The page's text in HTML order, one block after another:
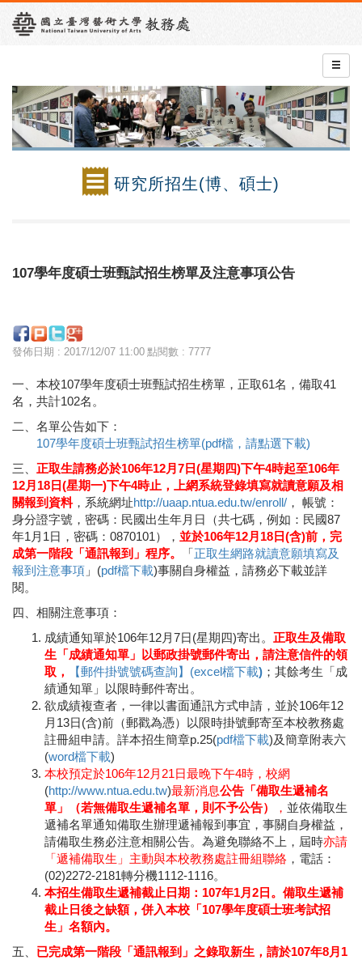
研究所招生(博、碩士)
107學年度碩士班甄試招生榜單及注意事項公告
發佈日期 : 2017/12/07 11:00 點閱數 : 7777
一、本校107學年度碩士班甄試招生榜單，正取61名，備取41
名，共計102名。
二、名單公告如下：
107學年度碩士班甄試招生榜單(pdf檔，請點選下載)
三、 正取生請務必於106年12月7日(星期四)下午4時起至106年
12月18日(星期一)下午4時止，上網系統登錄填寫就讀意願及相
關報到資料，系統網址http://uaap.ntua.edu.tw/enroll/ ， 帳號：
身分證字號，密碼：民國出生年月日（共七碼，例如：民國87
年1月1日，密碼：0870101）， 並於106年12月18日(含)前，完
成第一階段「通訊報到」程序。
「正取生網路就讀意願填寫及
報到注意事項 」(pdf檔下載)事關自身權益，請務必下載並詳
閱。
四、相關注意事項：
成績通知單於106年12月7日(星期四)寄出。 正取生及備取
生「成績通知單」以郵政掛號郵件寄出，請注意信件的領
取，
【郵件掛號號碼查詢】(excel檔下載) ；其餘考生「成
績通知單」以限時郵件寄出。
欲成績複查者，一律以書面通訊方式申請，並於106年12
月13日(含)前（郵戳為憑）以限時掛號郵寄至本校教務處
註冊組申請。詳本招生簡章p.25(pdf檔下載)及簡章附表六
(word檔下載)
本校預定於106年12月21日最晚下午4時，校網
(http://www.ntua.edu.tw)最新消息公告「備取生遞補名
單」（若無備取生遞補名單，則不予公告）
， 並依備取生
遞補名單通知備取生辦理遞補報到事宜，事關自身權益，
請備取生務必注意相關公告。為避免聯絡不上，屆時亦請
「遞補備取生」主動與本校教務處註冊組聯絡 ，電話：
(02)2272-2181轉分機1112-1116。
本招生備取生遞補截止日期：107年1月2日。備取生遞補
截止日後之缺額，併入本校「107學年度碩士班考試招
生」名額內。
五、 已完成第一階段「通訊報到」之錄取新生，請於107年8月1